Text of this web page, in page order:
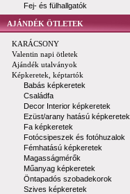
Fej- és fülhallgatók
AJÁNDÉK ÖTLETEK
KARÁCSONY
Valentin napi ötletek
Ajándék utalványok
Képkeretek, képtartók
Babás képkeretek
Családfa
Decor Interior képkeretek
Ezüst/arany hatású képkeretek
Fa képkeretek
Fotócsipeszek és fotóhuzalok
Fémhatású képkeretek
Magasságmérők
Műanyag képkeretek
Öntapadós szobadekorok
Szives képkeretek